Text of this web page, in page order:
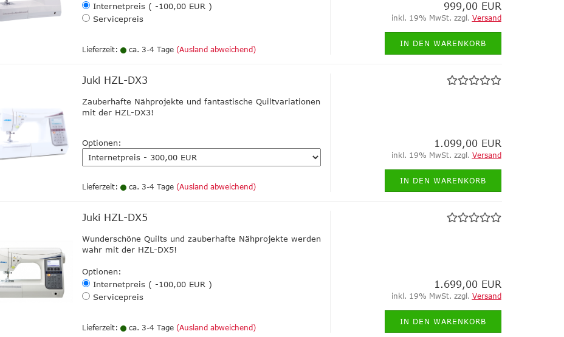
Internetpreis ( -100,00 EUR )
Servicepreis
Lieferzeit: ca. 3-4 Tage (Ausland abweichend)
999,00 EUR
inkl. 19% MwSt. zzgl. Versand
IN DEN WARENKORB
Juki HZL-DX3
Zauberhafte Nähprojekte und fantastische Quiltvariationen
mit der HZL-DX3!
Optionen:
Lieferzeit: ca. 3-4 Tage (Ausland abweichend)
1.099,00 EUR
inkl. 19% MwSt. zzgl. Versand
IN DEN WARENKORB
Juki HZL-DX5
Wunderschöne Quilts und zauberhafte Nähprojekte werden
wahr mit der HZL-DX5!
Optionen:
Internetpreis ( -100,00 EUR )
Servicepreis
Lieferzeit: ca. 3-4 Tage (Ausland abweichend)
1.699,00 EUR
inkl. 19% MwSt. zzgl. Versand
IN DEN WARENKORB